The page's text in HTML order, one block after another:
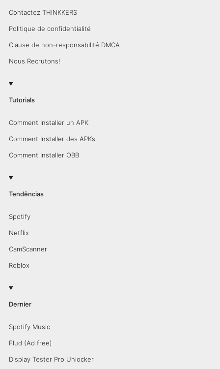
Contactez THINKKERS
Politique de confidentialité
Clause de non-responsabilité DMCA
Nous Recrutons!
Tutorials
Comment Installer un APK
Comment Installer des APKs
Comment Installer OBB
Tendências
Spotify
Netflix
CamScanner
Roblox
Dernier
Spotify Music
Flud (Ad free)
Display Tester Pro Unlocker